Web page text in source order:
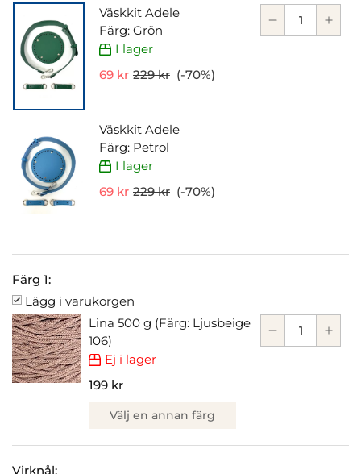
Väskkit Adele
Färg: Grön
I lager
69 kr 229 kr (-70%)
Väskkit Adele
Färg: Petrol
I lager
69 kr 229 kr (-70%)
Färg 1:
Lägg i varukorgen
Lina 500 g (Färg: Ljusbeige
106)
Ej i lager
199 kr
Välj en annan färg
Virknål: